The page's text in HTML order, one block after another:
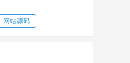
网站源码